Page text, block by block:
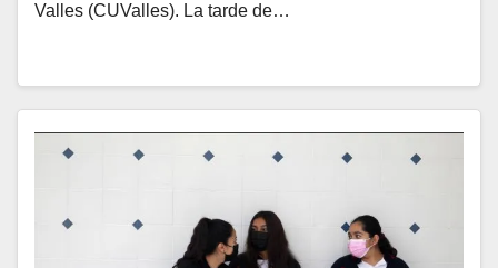
Valles (CUValles). La tarde de…